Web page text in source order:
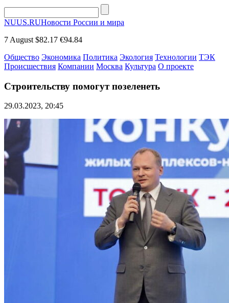
NUUS.RUНовости России и мира
7 August $82.17 €94.84
Общество Экономика Политика Экология Технологии ТЭК
Происшествия Компании Москва Культура О проекте
Строительству помогут позеленеть
29.03.2023, 20:45